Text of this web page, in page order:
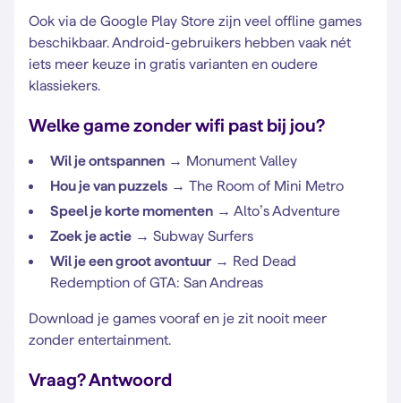
Ook via de Google Play Store zijn veel offline games
beschikbaar. Android-gebruikers hebben vaak nét
iets meer keuze in gratis varianten en oudere
klassiekers.
Welke game zonder wifi past bij jou?
Wil je ontspannen → Monument Valley
Hou je van puzzels → The Room of Mini Metro
Speel je korte momenten → Alto’s Adventure
Zoek je actie → Subway Surfers
Wil je een groot avontuur→ Red Dead
Redemption of GTA: San Andreas
Download je games vooraf en je zit nooit meer
zonder entertainment.
Vraag? Antwoord